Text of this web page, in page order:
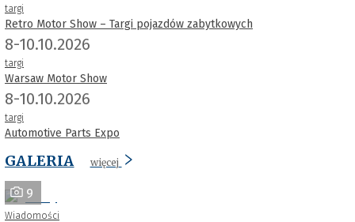
targi
Retro Motor Show – Targi pojazdów zabytkowych
8-10.10.2026
targi
Warsaw Motor Show
8-10.10.2026
targi
Automotive Parts Expo
GALERIA więcej
9
Wiadomości